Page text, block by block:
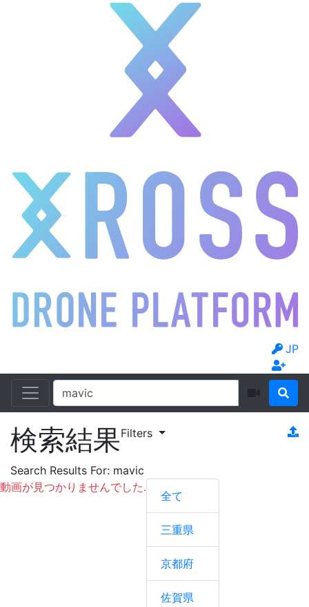
JP
検索結果Filters
Search Results For: mavic
動画が見つかりませんでした.
全て
三重県
京都府
佐賀県